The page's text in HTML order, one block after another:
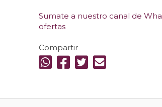
Sumate a nuestro canal de
ofertas
Compartir